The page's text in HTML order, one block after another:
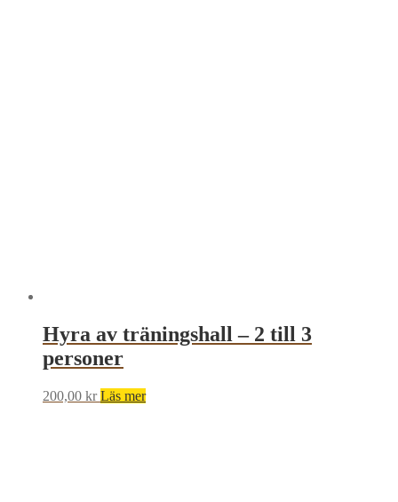
Hyra av träningshall – 2 till 3
personer
200,00 kr Läs mer